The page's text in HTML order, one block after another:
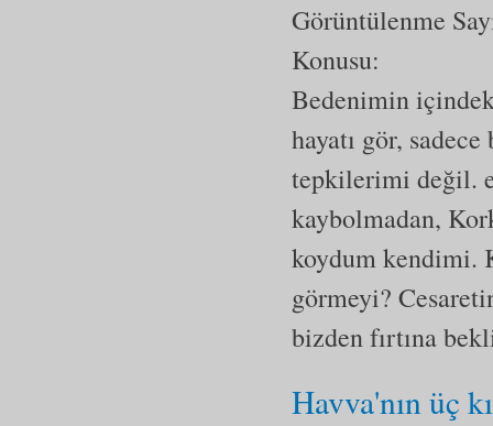
Görüntülenme
Konusu:
Bedenimin
hayatı gör,
tepkilerimi değil.
kaybolmadan,
koydum kendimi.
görmeyi?
bizden fırtına
Havva'nın üç